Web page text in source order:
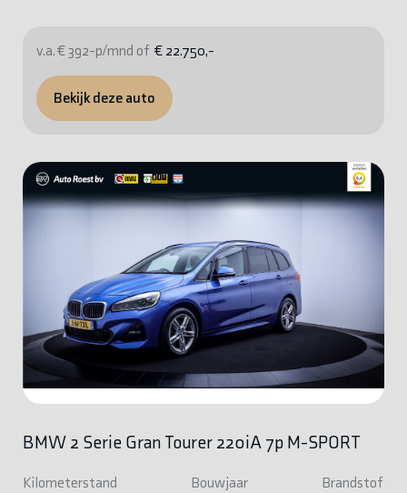
v.a. € 392-p/mnd of € 22.750,-
Bekijk deze auto
BMW 2 Serie Gran Tourer 220iA 7p M-SPORT
Kilometerstand Bouwjaar Brandstof